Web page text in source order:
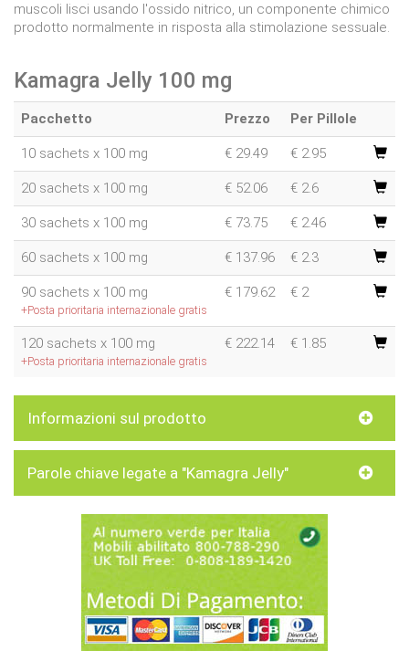
muscoli lisci usando l'ossido nitrico, un componente chimico
prodotto normalmente in risposta alla stimolazione sessuale.
Kamagra Jelly 100 mg
Pacchetto Prezzo Per Pillole
10 sachets x 100 mg € 29.49 € 2.95
20 sachets x 100 mg € 52.06 € 2.6
30 sachets x 100 mg € 73.75 € 2.46
60 sachets x 100 mg € 137.96 € 2.3
90 sachets x 100 mg
+Posta prioritaria internazionale gratis
€ 179.62 € 2
120 sachets x 100 mg
+Posta prioritaria internazionale gratis
€ 222.14 € 1.85
Informazioni sul prodotto
Parole chiave legate a "Kamagra Jelly"